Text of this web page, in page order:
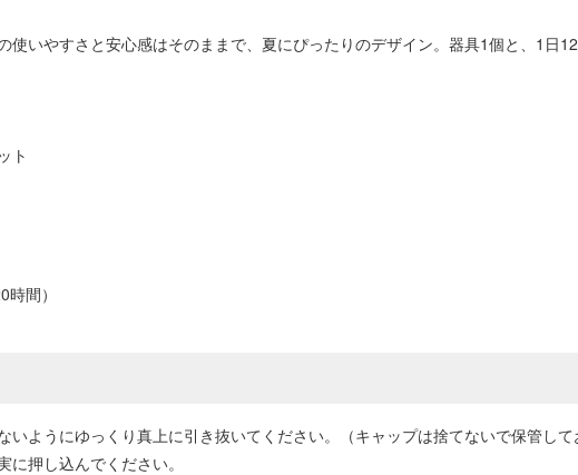
使いやすさと安心感はそのままで、夏にぴったりのデザイン。器具1個と、1日
ト
間）
ようにゆっくり真上に引き抜いてください。（キャップは捨てないで保管して
押し込んでください。